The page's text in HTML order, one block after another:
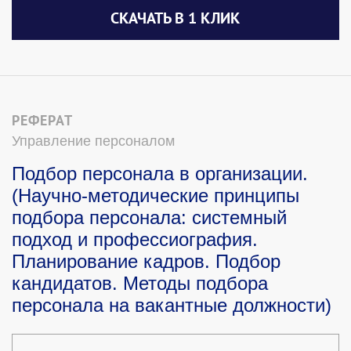
СКАЧАТЬ В 1 КЛИК
РЕФЕРАТ
Управление персоналом
Подбор персонала в организации.
(Научно-методические принципы
подбора персонала: системный
подход и профессиография.
Планирование кадров. Подбор
кандидатов. Методы подбора
персонала на вакантные должности)